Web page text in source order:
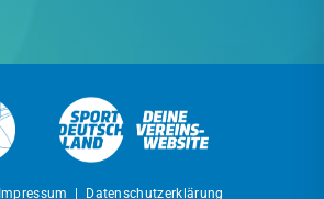
Impressum Datenschutzerklärung